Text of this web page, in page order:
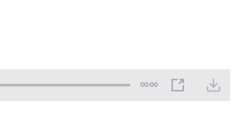
00:00